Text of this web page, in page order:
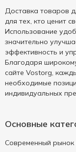
Доставка товаров
для тех, кто ценит
Использование
значительно
эффективность и
Благодаря
сайте Vostorg,
необходимые
индивидуальных
Основные
Современный